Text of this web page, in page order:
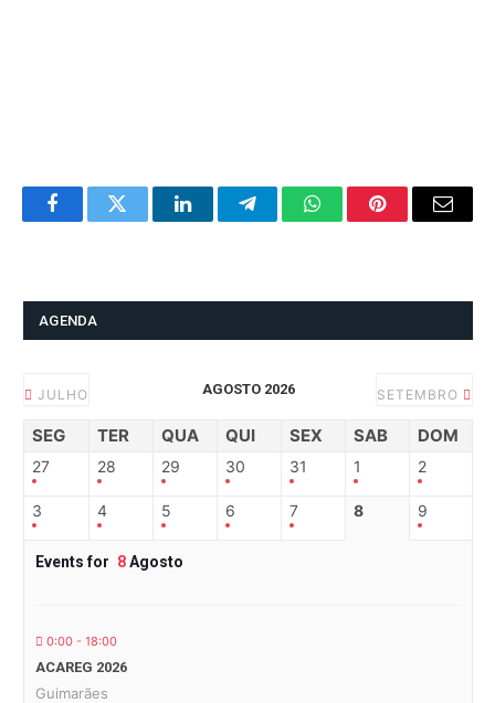
FacebookTwitter LinkedInTelegramWhatsAppPinterestEmail
AGENDA
JULHO AGOSTO 2026 SETEMBRO
SEG TER QUA QUI SEX SAB DOM
27 28 29 30 31 1 2
3 4 5 6 7 8 9
Events for 8Agosto
0:00 - 18:00
ACAREG 2026
Guimarães